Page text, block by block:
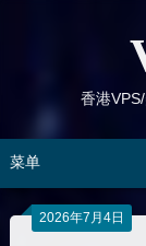
香港
菜单
2026年7月4日